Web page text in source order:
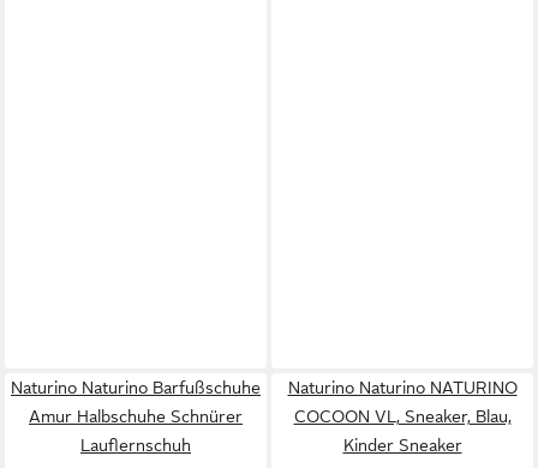
Naturino Naturino Barfußschuhe
Amur Halbschuhe Schnürer
Lauflernschuh
Naturino Naturino NATURINO
COCOON VL, Sneaker, Blau,
Kinder Sneaker